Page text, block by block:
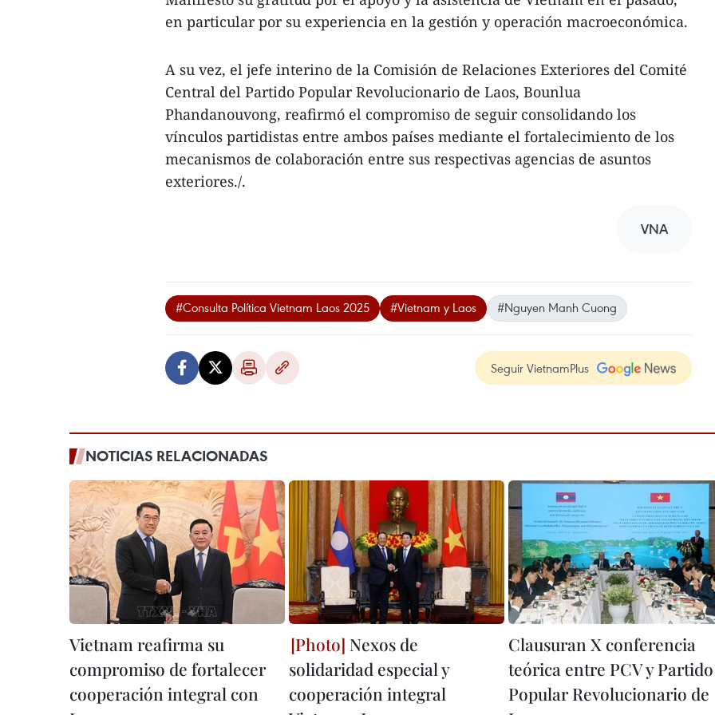
en particular por su experiencia en la gestión y operación macroeconómica.
A su vez, el jefe interino de la Comisión de Relaciones Exteriores del Comité
Central del Partido Popular Revolucionario de Laos, Bounlua
Phandanouvong, reafirmó el compromiso de seguir consolidando los
vínculos partidistas entre ambos países mediante el fortalecimiento de los
mecanismos de colaboración entre sus respectivas agencias de asuntos
exteriores./.
VNA
#Consulta Política Vietnam Laos 2025 #Vietnam y Laos #Nguyen Manh Cuong
Seguir VietnamPlus
NOTICIAS RELACIONADAS
Vietnam reafirma su
compromiso de fortalecer
cooperación integral con
Nexos de
solidaridad especial y
cooperación integral
Clausuran X conferencia
teórica entre PCV y Partido
Popular Revolucionario de